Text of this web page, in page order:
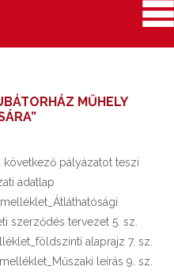
MŰHELY
következő pályázatot teszi
adatlap
szerződés tervezet 5. sz.
alaprajz 7. sz.
leírás 9. sz.